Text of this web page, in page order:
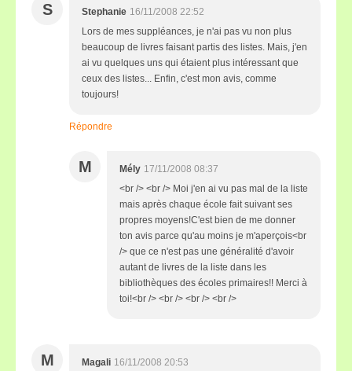
S Stephanie 16/11/2008 22:52
Lors de mes suppléances, je n'ai pas vu non plus
beaucoup de livres faisant partis des listes. Mais, j'en
ai vu quelques uns qui étaient plus intéressant que
ceux des listes... Enfin, c'est mon avis, comme
toujours!
Répondre
M Mély 17/11/2008 08:37
<br /> <br /> Moi j'en ai vu pas mal de la liste
mais après chaque école fait suivant ses
propres moyens!C'est bien de me donner
ton avis parce qu'au moins je m'aperçois<br
/> que ce n'est pas une généralité d'avoir
autant de livres de la liste dans les
bibliothèques des écoles primaires!! Merci à
toi!<br /> <br /> <br /> <br />
M Magali 16/11/2008 20:53